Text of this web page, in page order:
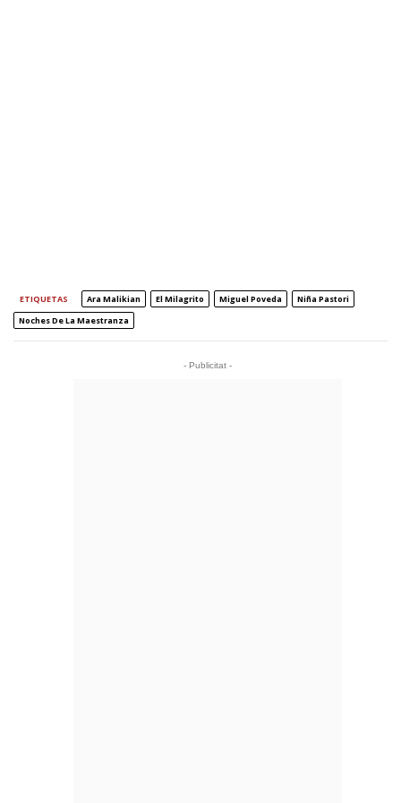
ETIQUETAS Ara Malikian El Milagrito Miguel Poveda
Niña Pastori
Noches De La Maestranza
- Publicitat -